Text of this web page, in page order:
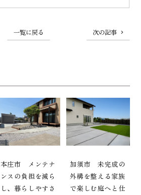
一覧に戻る 次の記事
本庄市 メンテナ
ンスの負担を減ら
し、暮らしやすさ
加須市 未完成の
外構を整える家族
で楽しむ庭へと仕